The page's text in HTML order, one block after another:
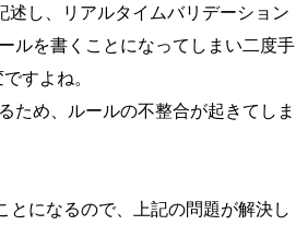
し、リアルタイムバリデーション
ルを書くことになってしまい二度手
すよね。
ため、ルールの不整合が起きてしま
になるので、上記の問題が解決し